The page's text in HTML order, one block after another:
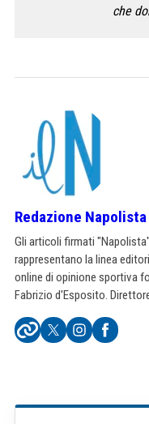
che
Redazione Napolista
Gli articoli firmati
rappresentano la linea
online di opinione sportiva
Fabrizio d'Esposito.